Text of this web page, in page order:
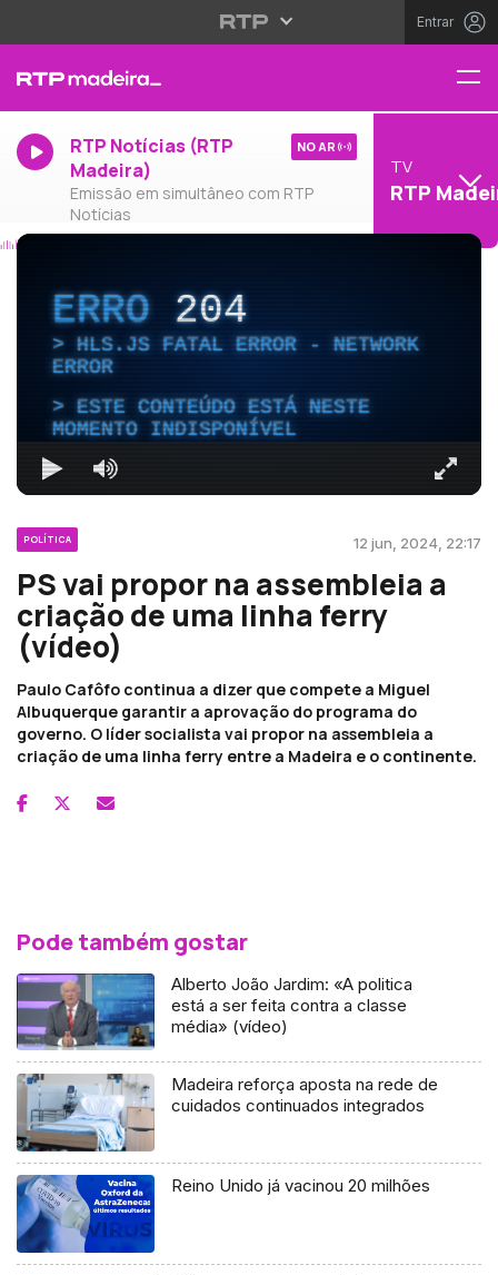
Entrar
RTP Notícias (RTP
Madeira)
Emissão em simultâneo com RTP
Notícias
NO AR
TV
RTP
ERRO204
HLS.JS FATAL ERROR - NETWORK
ERROR
ESTE CONTEÚDO ESTÁ NESTE
MOMENTO INDISPONÍVEL
POLÍTICA 12 jun, 2024, 22:17
PS vai propor na assembleia a
criação de uma linha ferry
(vídeo)
Paulo Cafôfo continua a dizer que compete a Miguel
Albuquerque garantir a aprovação do programa do
governo. O líder socialista vai propor na assembleia a
criação de uma linha ferry entre a Madeira e o continente.
Pode também gostar
Alberto João Jardim: «A politica
está a ser feita contra a classe
média» (vídeo)
Madeira reforça aposta na rede de
cuidados continuados integrados
Reino Unido já vacinou 20 milhões